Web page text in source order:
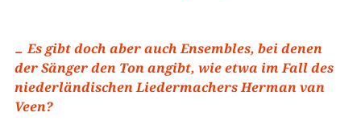
Es gibt doch aber auch Ensembles, bei denen
der Sänger den Ton angibt, wie etwa im Fall des
niederländischen Liedermachers Herman van
Veen?